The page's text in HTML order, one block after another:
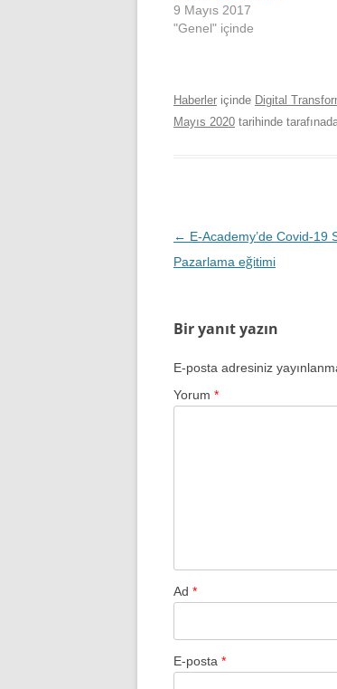
9 Mayıs 2017
"Genel" içinde
Haberler içinde Digital
Mayıs 2020 tarihinde
Yazı
dolaşımı
← E-Academy’de Covid-19
Pazarlama eğitimi
Bir yanıt yazın
E-posta adresiniz
Yorum *
Ad *
E-posta *